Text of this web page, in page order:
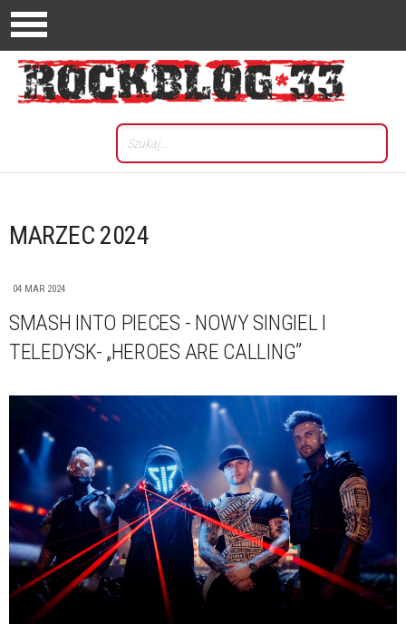
MARZEC 2024
04 MAR 2024
SMASH INTO PIECES - NOWY SINGIEL I
TELEDYSK- „HEROES ARE CALLING”